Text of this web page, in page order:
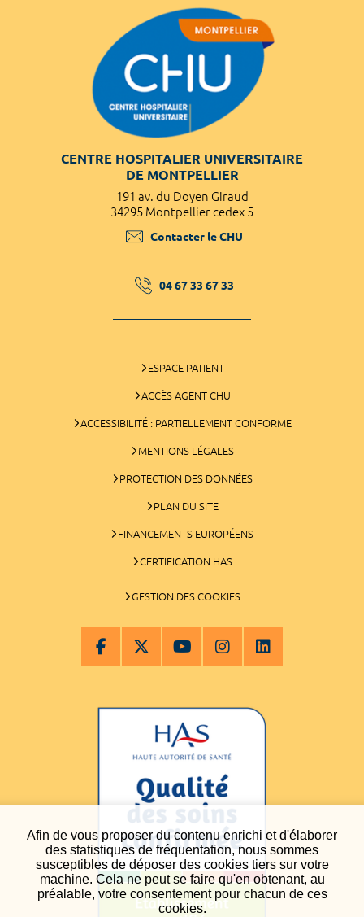
Afin de vous proposer du contenu enrichi et d'élaborer
des statistiques de fréquentation, nous sommes
susceptibles de déposer des cookies tiers sur votre
machine. Cela ne peut se faire qu'en obtenant, au
préalable, votre consentement pour chacun de ces
cookies.
CENTRE HOSPITALIER UNIVERSITAIRE
DE MONTPELLIER
191 av. du Doyen Giraud
34295 Montpellier cedex 5
Contacter le CHU
04 67 33 67 33
ESPACE PATIENT
ACCÈS AGENT CHU
ACCESSIBILITÉ : PARTIELLEMENT CONFORME
MENTIONS LÉGALES
PROTECTION DES DONNÉES
PLAN DU SITE
FINANCEMENTS EUROPÉENS
CERTIFICATION HAS
GESTION DES COOKIES